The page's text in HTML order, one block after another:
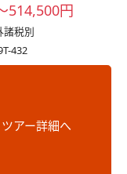
514,500円
税別
432
ツアー詳細へ